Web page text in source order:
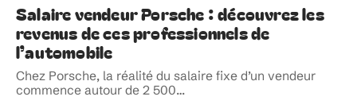
Salaire vendeur Porsche : découvrez les
revenus de ces professionnels de
l’automobile
Chez Porsche, la réalité du salaire fixe d’un vendeur
commence autour de 2 500…